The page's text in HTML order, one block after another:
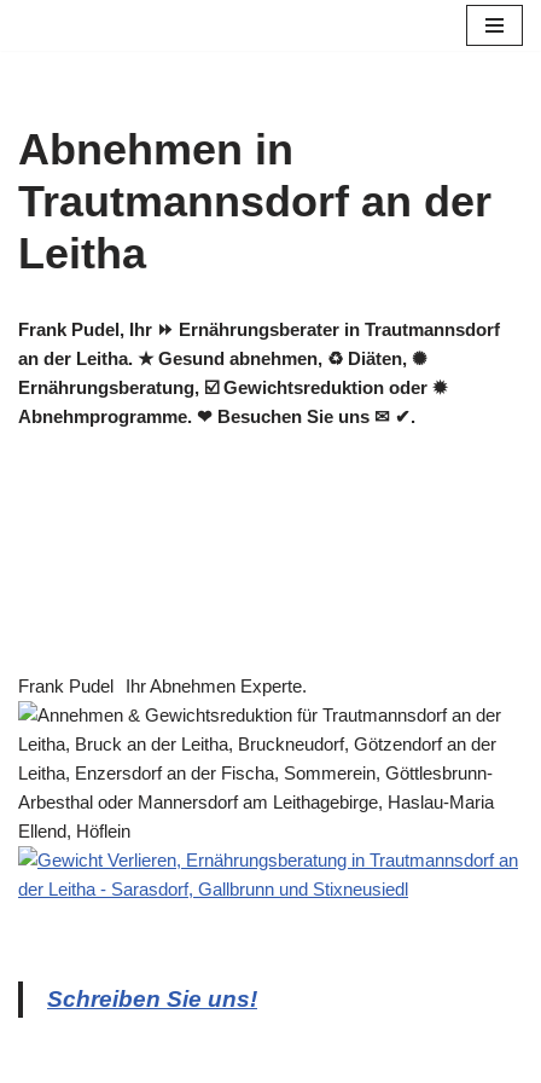
Abnehmen in
Trautmannsdorf an der
Leitha
Frank Pudel, Ihr ⏩ Ernährungsberater in Trautmannsdorf
an der Leitha. ★ Gesund abnehmen, ♻ Diäten, ✺
Ernährungsberatung, ☑️ Gewichtsreduktion oder ✹
Abnehmprogramme. ❤ Besuchen Sie uns ✉ ✔.
Frank Pudel Ihr Abnehmen Experte.
Schreiben Sie uns!